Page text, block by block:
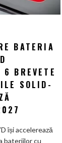
BATERIA
BREVETE
SOLID-
își accelerează
bateriilor cu